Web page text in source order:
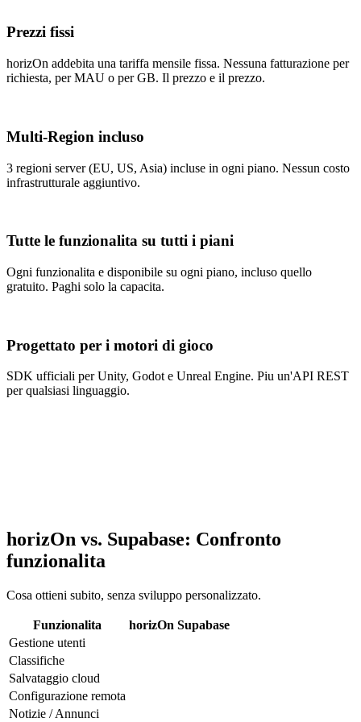
Prezzi fissi
horizOn addebita una tariffa mensile fissa. Nessuna fatturazione per
richiesta, per MAU o per GB. Il prezzo e il prezzo.
Multi-Region incluso
3 regioni server (EU, US, Asia) incluse in ogni piano. Nessun costo
infrastrutturale aggiuntivo.
Tutte le funzionalita su tutti i piani
Ogni funzionalita e disponibile su ogni piano, incluso quello
gratuito. Paghi solo la capacita.
Progettato per i motori di gioco
SDK ufficiali per Unity, Godot e Unreal Engine. Piu un'API REST
per qualsiasi linguaggio.
horizOn vs. Supabase: Confronto
funzionalita
Cosa ottieni subito, senza sviluppo personalizzato.
Funzionalita horizOn Supabase
Gestione utenti
Classifiche
Salvataggio cloud
Configurazione remota
Notizie / Annunci